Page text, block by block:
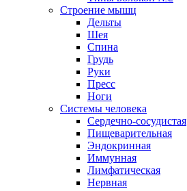
Строение мышц
Дельты
Шея
Спина
Грудь
Руки
Пресс
Ноги
Системы человека
Сердечно-сосудистая
Пищеварительная
Эндокринная
Иммунная
Лимфатическая
Нервная